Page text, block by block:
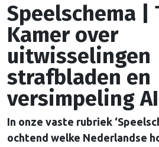
Speelschema |
Kamer over
uitwisselingen
strafbladen en
versimpeling
In onze vaste rubriek
ochtend welke Nederlandse